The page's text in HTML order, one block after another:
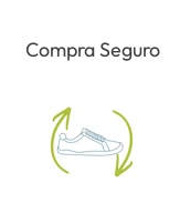
Compra Seguro